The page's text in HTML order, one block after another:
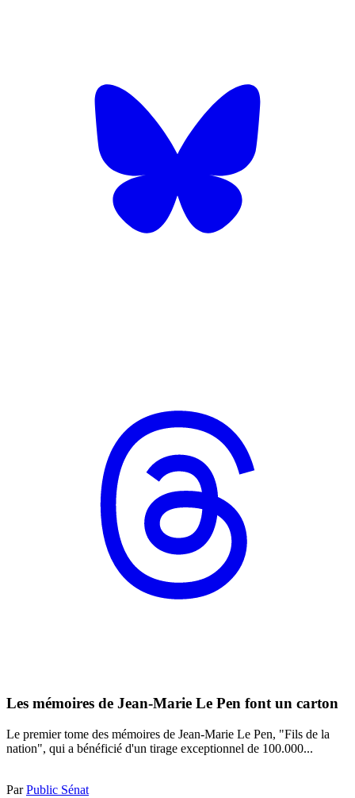
Les mémoires de Jean-Marie Le Pen font un carton
Le premier tome des mémoires de Jean-Marie Le Pen, "Fils de la
nation", qui a bénéficié d'un tirage exceptionnel de 100.000...
ParPublic Sénat